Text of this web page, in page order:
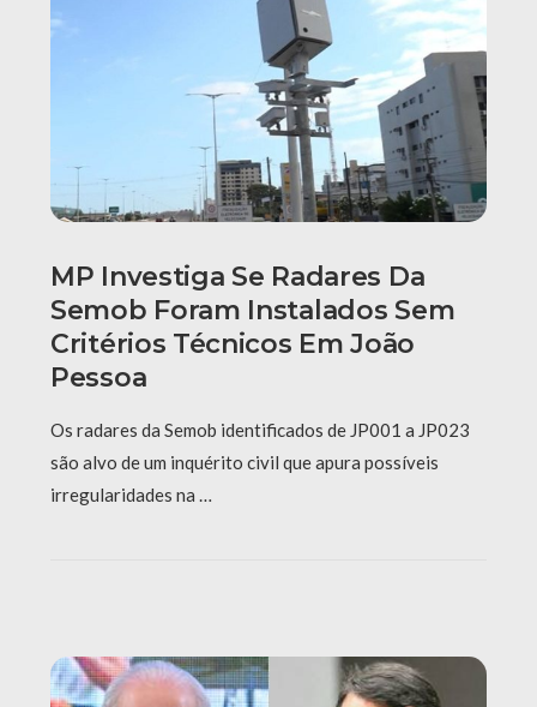
MP Investiga Se Radares Da
Semob Foram Instalados Sem
Critérios Técnicos Em João
Pessoa
Os radares da Semob identificados de JP001 a JP023
são alvo de um inquérito civil que apura possíveis
irregularidades na …